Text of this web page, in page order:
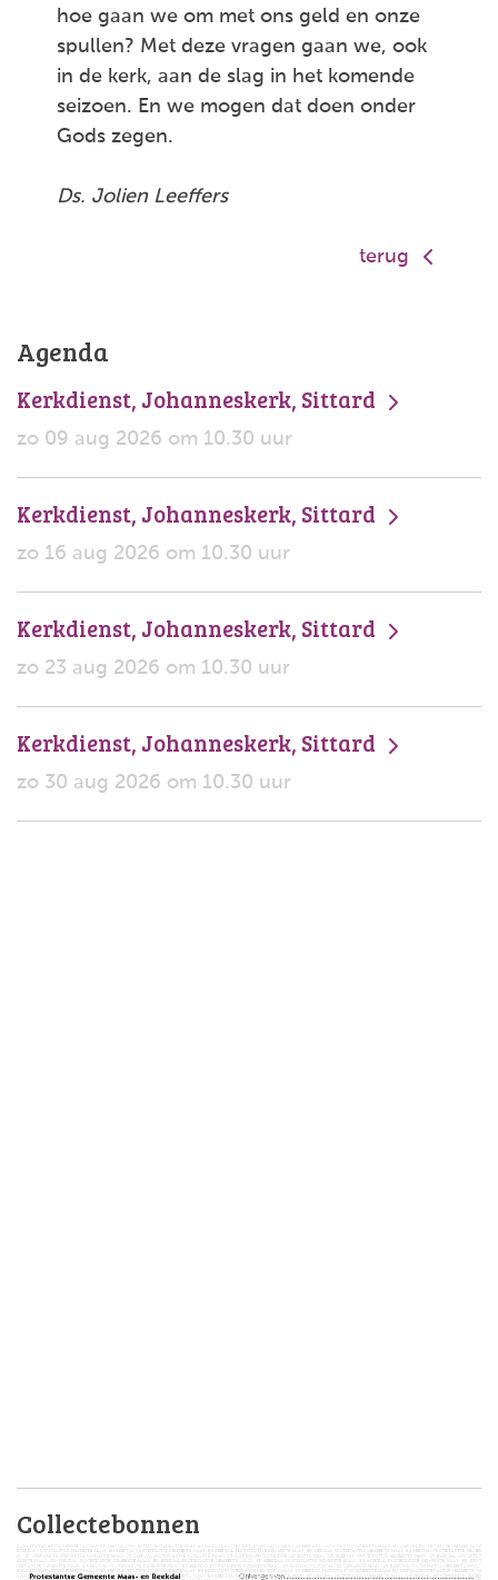
hoe gaan we om met ons geld en onze
spullen? Met deze vragen gaan we, ook
in de kerk, aan de slag in het komende
seizoen. En we mogen dat doen onder
Gods zegen.
Ds. Jolien Leeffers
terug
Agenda
Kerkdienst, Johanneskerk, Sittard
zo 09 aug 2026 om 10.30 uur
Kerkdienst, Johanneskerk, Sittard
zo 16 aug 2026 om 10.30 uur
Kerkdienst, Johanneskerk, Sittard
zo 23 aug 2026 om 10.30 uur
Kerkdienst, Johanneskerk, Sittard
zo 30 aug 2026 om 10.30 uur
Collectebonnen